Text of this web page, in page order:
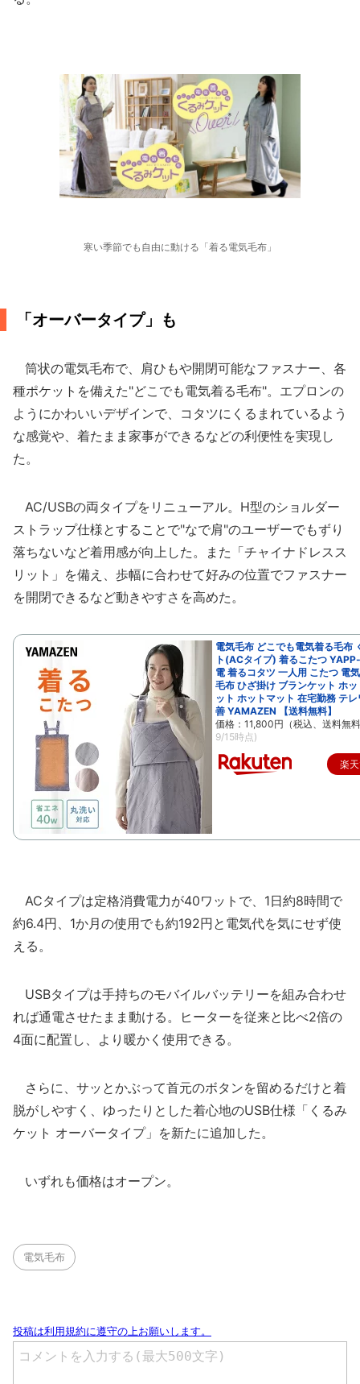
寒い季節でも自由に動ける「着る電気毛布」
「オーバータイプ」も
筒状の電気毛布で、肩ひもや開閉可能なファスナー、各
種ポケットを備えた"どこでも電気着る毛布"。エプロンの
ようにかわいいデザインで、コタツにくるまれているよう
な感覚や、着たまま家事ができるなどの利便性を実現し
た。
AC/USBの両タイプをリニューアル。H型のショルダー
ストラップ仕様とすることで"なで肩"のユーザーでもずり
落ちないなど着用感が向上した。また「チャイナドレスス
リット」を備え、歩幅に合わせて好みの位置でファスナー
を開閉できるなど動きやすさを高めた。
電気毛布 どこでも電気着る毛布
ト(ACタイプ) 着るこたつ
電 着るコタツ 一人用 こたつ 電
毛布 ひざ掛け ブランケット ホ
ット ホットマット 在宅勤務 テ
善 YAMAZEN 【送料無料】
価格：11,800円（税込、送料無
9/15時点)
楽
ACタイプは定格消費電力が40ワットで、1日約8時間で
約6.4円、1か月の使用でも約192円と電気代を気にせず使
える。
USBタイプは手持ちのモバイルバッテリーを組み合わせ
れば通電させたまま動ける。ヒーターを従来と比べ2倍の
4面に配置し、より暖かく使用できる。
さらに、サッとかぶって首元のボタンを留めるだけと着
脱がしやすく、ゆったりとした着心地のUSB仕様「くるみ
ケット オーバータイプ」を新たに追加した。
いずれも価格はオープン。
電気毛布